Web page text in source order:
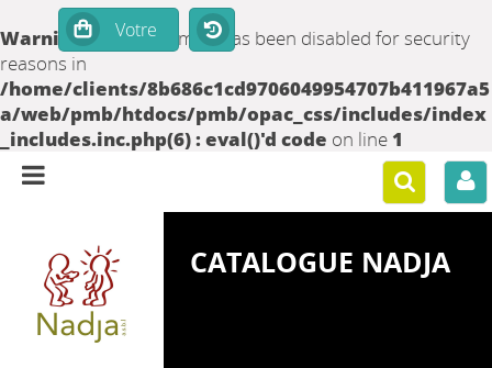
Warning: set_time_limit() has been disabled for security
reasons in
/home/clients/8b686c1cd9706049954707b411967a5
a/web/pmb/htdocs/pmb/opac_css/includes/index
_includes.inc.php(6) : eval()'d code on line 1
CATALOGUE NADJA